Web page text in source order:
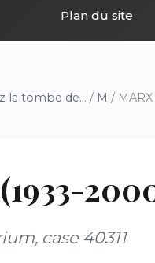
Plan du site
la tombe de... / M /
case 40311